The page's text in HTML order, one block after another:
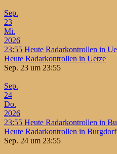
Sep.
23
Mi.
2026
23:55 Heute Radarkontrollen in
Heute Radarkontrollen in Uetze
Sep. 23 um 23:55
Sep.
24
Do.
2026
23:55 Heute Radarkontrollen in
Heute Radarkontrollen in Burgdorf
Sep. 24 um 23:55